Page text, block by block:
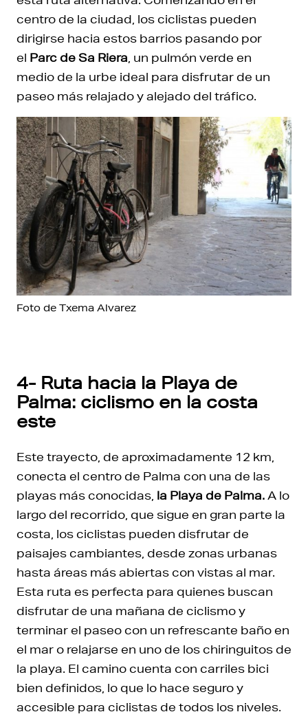
centro de la ciudad, los ciclistas pueden
dirigirse hacia estos barrios pasando por
el Parc de Sa Riera , un pulmón verde en
medio de la urbe ideal para disfrutar de un
paseo más relajado y alejado del tráfico.
Foto de Txema Alvarez
4- Ruta hacia la Playa de
Palma: ciclismo en la costa
este
Este trayecto, de aproximadamente 12 km,
conecta el centro de Palma con una de las
playas más conocidas, la Playa de Palma. A lo
largo del recorrido, que sigue en gran parte la
costa, los ciclistas pueden disfrutar de
paisajes cambiantes, desde zonas urbanas
hasta áreas más abiertas con vistas al mar.
Esta ruta es perfecta para quienes buscan
disfrutar de una mañana de ciclismo y
terminar el paseo con un refrescante baño en
el mar o relajarse en uno de los chiringuitos de
la playa. El camino cuenta con carriles bici
bien definidos, lo que lo hace seguro y
accesible para ciclistas de todos los niveles.